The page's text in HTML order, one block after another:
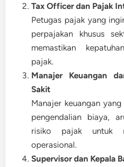
Tax Officer dan Pajak
Petugas pajak yang
perpajakan khusus
memastikan
pajak.
Manajer Keuangan
Sakit
Manajer keuangan
pengendalian biaya,
risiko pajak untuk
operasional.
Supervisor dan Kepala